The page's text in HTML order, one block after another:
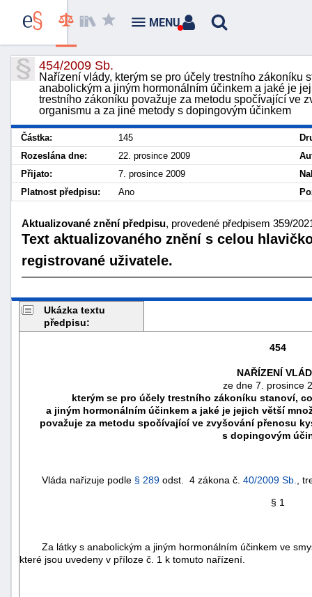
454/2009 Sb.
Nařízení vlády, kterým se pro účely trestního zákoníku
anabolickým a jiným hormonálním účinkem a jaké je
trestního zákoníku považuje za metodu spočívající ve
organismu a za jiné metody s dopingovým účinkem
Částka: 145
Rozeslána dne:
22. prosince 2009
Přijato:
7. prosince 2009
Platnost předpisu:
Ano
Aktualizované znění předpisu, provedené předpisem 359/
Text aktualizovaného znění s celou
registrované uživatele.
Ukázka textu
předpisu:
454
NAŘÍZENÍ
ze dne 7. prosince
kterým se pro účely trestního zákoníku stanoví,
a jiným hormonálním účinkem a jaké je jejich větší
považuje za metodu spočívající ve zvyšování přenosu
s dopingovým
Vláda nařizuje podle § 289 odst. 4 zákona č. 40/2009 Sb.
,
§ 1
Za látky s anabolickým a jiným hormonálním účinkem ve
které jsou uvedeny v příloze č. 1 k tomuto nařízení.
MENU
náhrady